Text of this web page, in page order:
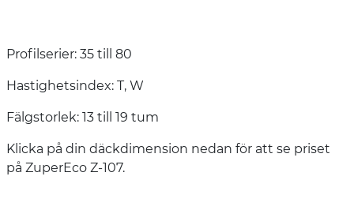
Profilserier: 35 till 80
Hastighetsindex: T, W
Fälgstorlek: 13 till 19 tum
Klicka på din däckdimension nedan för att se priset
på ZuperEco Z-107.